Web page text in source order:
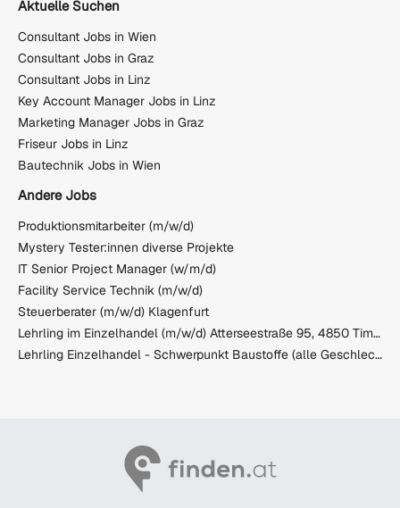
Aktuelle Suchen
Consultant Jobs in Wien
Consultant Jobs in Graz
Consultant Jobs in Linz
Key Account Manager Jobs in Linz
Marketing Manager Jobs in Graz
Friseur Jobs in Linz
Bautechnik Jobs in Wien
Andere Jobs
Produktionsmitarbeiter (m/w/d)
Mystery Tester:innen diverse Projekte
IT Senior Project Manager (w/m/d)
Facility Service Technik (m/w/d)
Steuerberater (m/w/d) Klagenfurt
Lehrling im Einzelhandel (m/w/d) Atterseestraße 95, 4850 Timelkam
Lehrling Einzelhandel - Schwerpunkt Baustoffe (alle Geschlechter)